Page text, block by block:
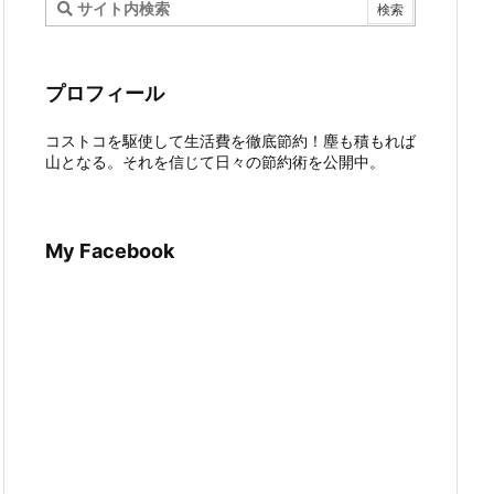
プロフィール
コストコを駆使して生活費を徹底節約！塵も積もれば
山となる。それを信じて日々の節約術を公開中。
My Facebook